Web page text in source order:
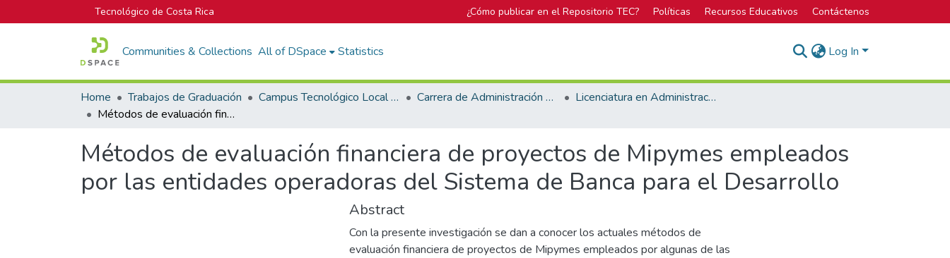
Tecnológico de Costa Rica ¿Cómo publicar en el Repositorio TEC? Políticas Recursos Educativos Contáctenos
Communities & Collections All of DSpace Statistics Log In
Home Trabajos de Graduación Campus Tecnológico Local San José Carrera de Administración de Empresa
Licenciatura en Administración de Empresas
Métodos de evaluación financiera de proyectos de Mipymes empleados por las entidades operadoras del Sistema de Banca para el Desarrollo
Métodos de evaluación financiera de proyectos de Mipymes empleados
por las entidades operadoras del Sistema de Banca para el Desarrollo
Abstract
Con la presente investigación se dan a conocer los actuales métodos de
evaluación financiera de proyectos de Mipymes empleados por algunas de las